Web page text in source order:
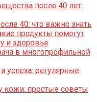
после 40 лет:
40: что важно знать
продукты помогут
и здоровье
в многопрофильной
успеха: регулярные
кожи: простые советы